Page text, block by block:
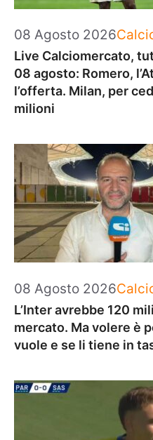
08 Agosto 2026
Live Calciomercato,
08 agosto: Romero,
l’offerta. Milan, per
milioni
08 Agosto 2026
L’Inter avrebbe 120
mercato. Ma volere è
vuole e se li tiene in